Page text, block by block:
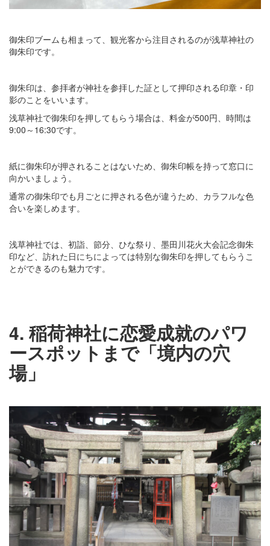
御朱印ブームも相まって、観光客から注目されるのが浅草神社の
御朱印です。
御朱印は、参拝者が神社を参拝した証として押印される印章・印
影のことをいいます。
浅草神社で御朱印を押してもらう場合は、料金が500円、時間は
9:00～16:30です。
紙に御朱印が押されることはないため、御朱印帳を持って窓口に
向かいましょう。
通常の御朱印でも月ごとに押される色が違うため、カラフルな色
合いを楽しめます。
浅草神社では、初詣、節分、ひな祭り、墨田川花火大会記念御朱
印など、訪れた日にちによっては特別な御朱印を押してもらうこ
とができるのも魅力です。
4. 稲荷神社に恋愛成就のパワ
ースポットまで「境内の穴
場」